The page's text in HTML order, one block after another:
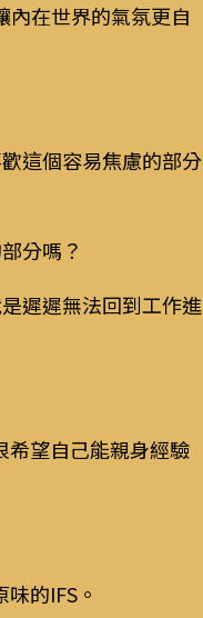
在世界的氣氛更自
這個容易焦慮的部分
分嗎？
遲遲無法回到工作進
希望自己能親身經驗
的IFS。